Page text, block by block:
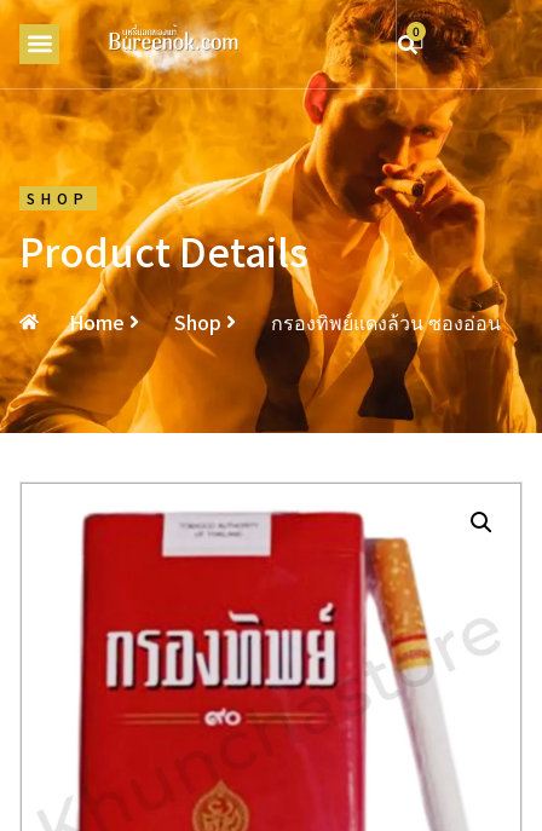
0
SHOP
Product Details
Home Shop กรองทิพย์แดงล้วน ซองอ่อน